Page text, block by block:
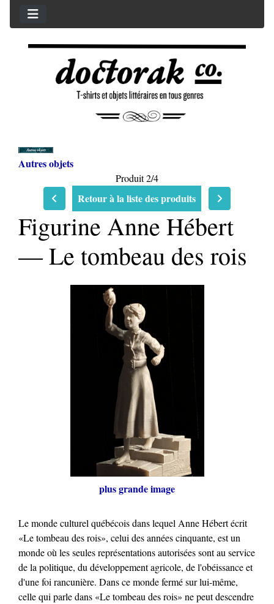
Autres objets
Produit 2/4
Retour à la liste des produits
Figurine Anne Hébert
— Le tombeau des rois
plus grande image
Le monde culturel québécois dans lequel Anne Hébert écrit
«Le tombeau des rois», celui des années cinquante, est un
monde où les seules représentations autorisées sont au service
de la politique, du développement agricole, de l'obéissance et
d'une foi rancunière. Dans ce monde fermé sur lui-même,
celle qui parle dans «Le tombeau des rois» ne peut descendre